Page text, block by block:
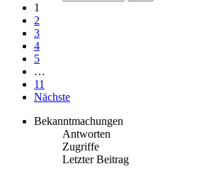
1
2
3
4
5
…
11
Nächste
Bekanntmachungen
Antworten
Zugriffe
Letzter Beitrag